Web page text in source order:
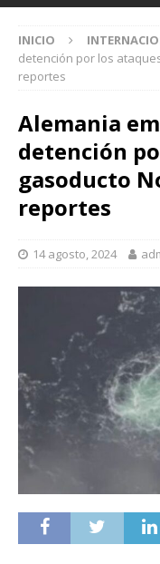
INICIO
detención por los
reportes
Alemania
detención
gasoducto
reportes
14 agosto, 2024